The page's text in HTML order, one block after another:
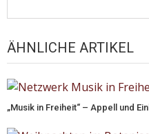
ÄHNLICHE ARTIKEL
„Musik in Freiheit“ – Appell und